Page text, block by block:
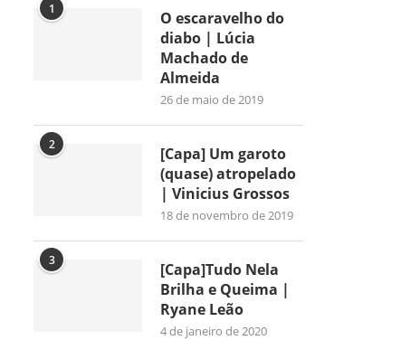
1
O escaravelho do
diabo | Lúcia
Machado de
Almeida
26 de maio de 2019
2
[Capa] Um garoto
(quase) atropelado
| Vinicius Grossos
18 de novembro de 2019
3
[Capa]Tudo Nela
Brilha e Queima |
Ryane Leão
4 de janeiro de 2020